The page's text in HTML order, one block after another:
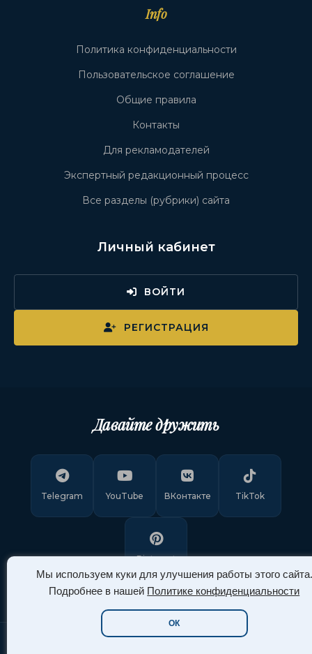
Мы используем куки для улучшения работы этого сайта.
Подробнее в нашей Политике конфиденциальности
ОК
Info
Политика конфиденциальности
Пользовательское соглашение
Общие правила
Контакты
Для рекламодателей
Экспертный редакционный процесс
Все разделы (рубрики) сайта
Личный кабинет
ВОЙТИ
РЕГИСТРАЦИЯ
Давайте дружить
Telegram YouTube ВКонтакте TikTok
Pinterest